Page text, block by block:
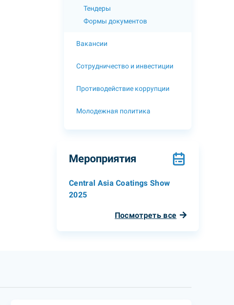
Тендеры
Формы документов
Вакансии
Сотрудничество и инвестиции
Противодействие коррупции
Молодежная политика
Мероприятия
Central Asia Coatings Show
2025
Посмотреть все